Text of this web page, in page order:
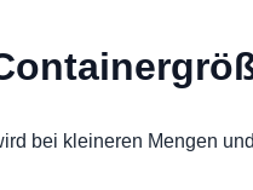
bei kleineren Mengen